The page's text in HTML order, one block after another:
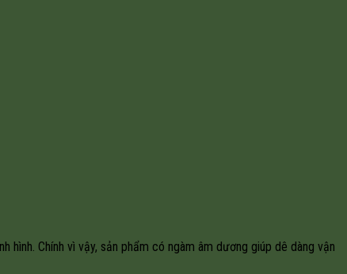
Chính vì vậy, sản phẩm có ngàm âm dương giúp dê dàng vận